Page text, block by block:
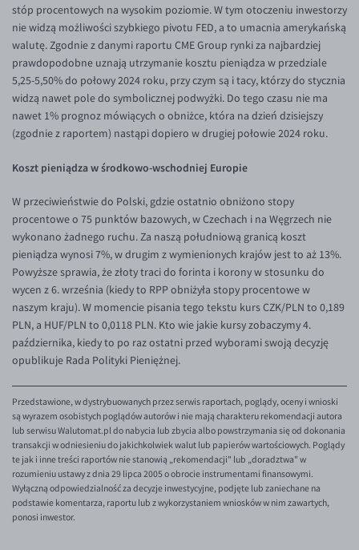
EUR/SEK
EUR/AUD
EUR/BGN
EUR/CAD
EUR/CNY
EUR/HUF
EUR/ILS
EUR/JPY
EUR/NZD
EUR/RON
EUR/SGD
EUR/TRY
EUR/ZAR
GBP/USD
USD/CHF
GBP/CHF
stóp procentowych na wysokim poziomie. W tym otoczeniu inwestorzy
nie widzą możliwości szybkiego pivotu FED, a to umacnia amerykańską
walutę. Zgodnie z danymi raportu CME Group rynki za najbardziej
prawdopodobne uznają utrzymanie kosztu pieniądza w przedziale
5,25-5,50% do połowy 2024 roku, przy czym są i tacy, którzy do stycznia
widzą nawet pole do symbolicznej podwyżki. Do tego czasu nie ma
nawet 1% prognoz mówiących o obniżce, która na dzień dzisiejszy
(zgodnie z raportem) nastąpi dopiero w drugiej połowie 2024 roku.
Koszt pieniądza w środkowo-wschodniej Europie
W przeciwieństwie do Polski, gdzie ostatnio obniżono stopy
procentowe o 75 punktów bazowych, w Czechach i na Węgrzech nie
wykonano żadnego ruchu. Za naszą południową granicą koszt
pieniądza wynosi 7%, w drugim z wymienionych krajów jest to aż 13%.
Powyższe sprawia, że złoty traci do forinta i korony w stosunku do
wycen z 6. września (kiedy to RPP obniżyła stopy procentowe w
naszym kraju). W momencie pisania tego tekstu kurs CZK/PLN to 0,189
PLN, a HUF/PLN to 0,0118 PLN. Kto wie jakie kursy zobaczymy 4.
października, kiedy to po raz ostatni przed wyborami swoją decyzję
opublikuje Rada Polityki Pieniężnej.
Przedstawione, w dystrybuowanych przez serwis raportach, poglądy, oceny i wnioski
są wyrazem osobistych poglądów autorów i nie mają charakteru rekomendacji autora
lub serwisu Walutomat.pl do nabycia lub zbycia albo powstrzymania się od dokonania
transakcji w odniesieniu do jakichkolwiek walut lub papierów wartościowych. Poglądy
te jak i inne treści raportów nie stanowią „rekomendacji" lub „doradztwa" w
rozumieniu ustawy z dnia 29 lipca 2005 o obrocie instrumentami finansowymi.
Wyłączną odpowiedzialność za decyzje inwestycyjne, podjęte lub zaniechane na
podstawie komentarza, raportu lub z wykorzystaniem wniosków w nim zawartych,
ponosi inwestor.